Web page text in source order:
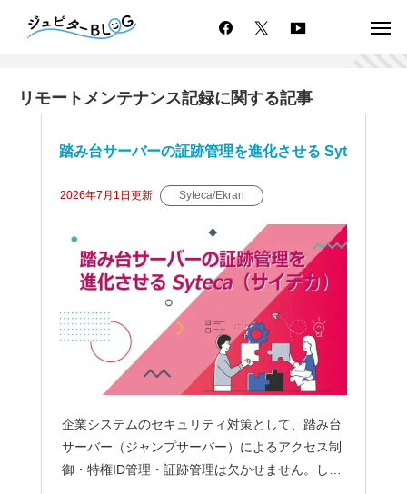
リモートメンテナンス記録に関する記事
踏み台サーバーの証跡管理を進化させる Syt
eca（サイテカ）
2026年7月1日 更新 Syteca/Ekran
企業システムのセキュリティ対策として、踏み台
サーバー（ジャンプサーバー）によるアクセス制
御・特権ID管理・証跡管理は欠かせません。しか